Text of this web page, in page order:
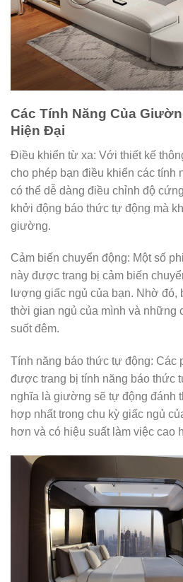
Các Tính Năng Của
Hiện Đại
Điều khiển từ xa: Với thiết kế
cho phép bạn điều khiển các tính
có thể dễ dàng điều chỉnh độ
khởi động báo thức tự động mà
giường.
Cảm biến chuyển động: Một số
này được trang bị cảm biến
lượng giấc ngủ của bạn. Nhờ đó,
thời gian ngủ của mình và những
suốt đêm.
Tính năng báo thức tự động: Các
được trang bị tính năng báo thức
nghĩa là giường sẽ tự động đánh
hợp nhất trong chu kỳ giấc ngủ
hơn và có hiệu suất làm việc cao